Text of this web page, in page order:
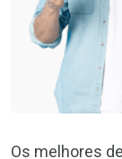
Os melhores